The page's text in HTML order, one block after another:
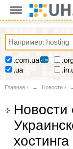
.com.ua
.ua
Главная › Новости ›
Новости
хостинга